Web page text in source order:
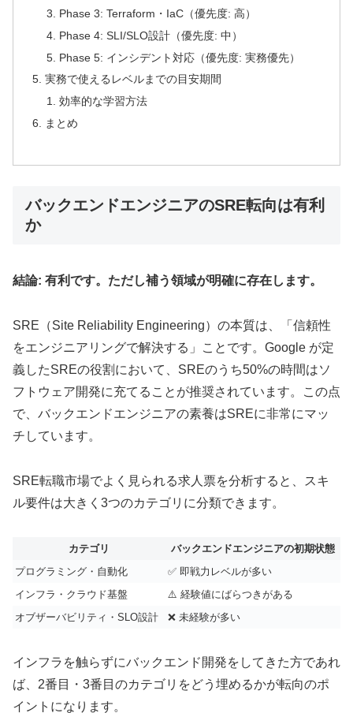
Phase 3: Terraform・IaC（優先度: 高）
Phase 4: SLI/SLO設計（優先度: 中）
Phase 5: インシデント対応（優先度: 実務優先）
実務で使えるレベルまでの目安期間
効率的な学習方法
まとめ
バックエンドエンジニアのSRE転向は有利
か
結論: 有利です。ただし補う領域が明確に存在します。
SRE（Site Reliability Engineering）の本質は、「信頼性
をエンジニアリングで解決する」ことです。Google が定
義したSREの役割において、SREのうち50%の時間はソ
フトウェア開発に充てることが推奨されています。この点
で、バックエンドエンジニアの素養はSREに非常にマッ
チしています。
SRE転職市場でよく見られる求人票を分析すると、スキ
ル要件は大きく3つのカテゴリに分類できます。
カテゴリ
バックエンドエンジニアの初期状態
プログラミング・自動化
✅ 即戦力レベルが多い
インフラ・クラウド基盤
⚠️ 経験値にばらつきがある
オブザーバビリティ・SLO設計
❌ 未経験が多い
インフラを触らずにバックエンド開発をしてきた方であれ
ば、2番目・3番目のカテゴリをどう埋めるかが転向のポ
イントになります。